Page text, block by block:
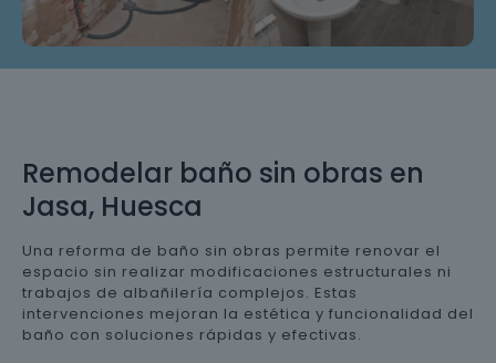
Remodelar baño sin obras en
Jasa, Huesca
Una reforma de baño sin obras permite renovar el
espacio sin realizar modificaciones estructurales ni
trabajos de albañilería complejos. Estas
intervenciones mejoran la estética y funcionalidad del
baño con soluciones rápidas y efectivas.